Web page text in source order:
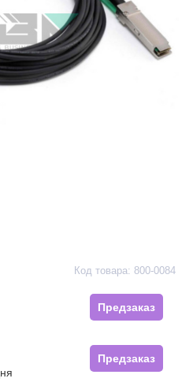
Код товара: 800-0084
Предзаказ
Предзаказ